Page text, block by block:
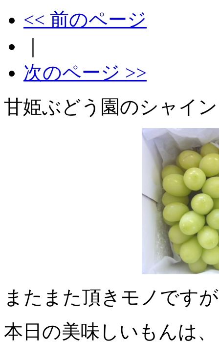
<< 前のページ
次のページ >>
甘姫ぶどう園のシャイ
またまた頂きモノです
本日の美味しいもんは